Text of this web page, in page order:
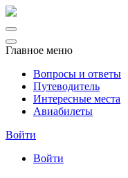
Главное меню
Вопросы и ответы
Путеводитель
Интересные места
Авиабилеты
Войти
Войти